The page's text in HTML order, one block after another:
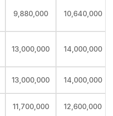
9,880,000 10,640,000
13,000,000 14,000,000
13,000,000 14,000,000
11,700,000 12,600,000